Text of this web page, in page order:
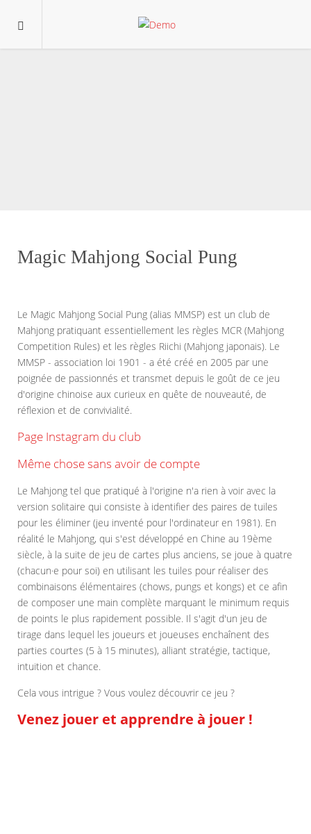
Magic Mahjong Social Pung
Le Magic Mahjong Social Pung (alias MMSP) est un club de
Mahjong pratiquant essentiellement les règles MCR (Mahjong
Competition Rules) et les règles Riichi (Mahjong japonais). Le
MMSP - association loi 1901 - a été créé en 2005 par une
poignée de passionnés et transmet depuis le goût de ce jeu
d'origine chinoise aux curieux en quête de nouveauté, de
réflexion et de convivialité.
Page Instagram du club
Même chose sans avoir de compte
Le Mahjong tel que pratiqué à l'origine n'a rien à voir avec la
version solitaire qui consiste à identifier des paires de tuiles
pour les éliminer (jeu inventé pour l'ordinateur en 1981). En
réalité le Mahjong, qui s'est développé en Chine au 19ème
siècle, à la suite de jeu de cartes plus anciens, se joue à quatre
(chacun·e pour soi) en utilisant les tuiles pour réaliser des
combinaisons élémentaires (chows, pungs et kongs) et ce afin
de composer une main complète marquant le minimum requis
de points le plus rapidement possible. Il s'agit d'un jeu de
tirage dans lequel les joueurs et joueuses enchaînent des
parties courtes (5 à 15 minutes), alliant stratégie, tactique,
intuition et chance.
Cela vous intrigue ? Vous voulez découvrir ce jeu ?
Venez jouer et apprendre à jouer !